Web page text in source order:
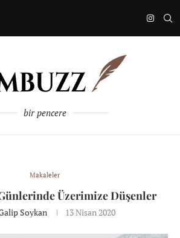
bir pencere
Makaleler
Üzerimize Düşenler
Soykan 13 Nisan 2020